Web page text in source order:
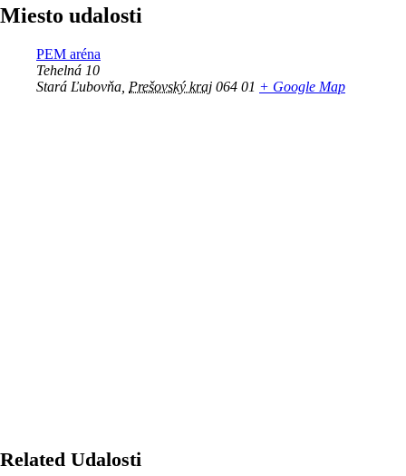
Miesto udalosti
PEM aréna
Tehelná 10
Stará Ľubovňa Prešovský kraj 064 01 + Google Map
Related Udalosti